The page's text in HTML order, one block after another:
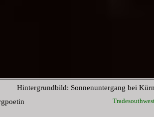
Hintergrundbild: Sonnenuntergang bei